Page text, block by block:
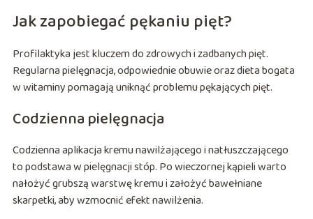
Jak zapobiegać pękaniu pięt?
Profilaktyka jest kluczem do zdrowych i zadbanych pięt.
Regularna pielęgnacja, odpowiednie obuwie oraz dieta bogata
w witaminy pomagają uniknąć problemu pękających pięt.
Codzienna pielęgnacja
Codzienna aplikacja kremu nawilżającego i natłuszczającego
to podstawa w pielęgnacji stóp. Po wieczornej kąpieli warto
nałożyć grubszą warstwę kremu i założyć bawełniane
skarpetki, aby wzmocnić efekt nawilżenia.